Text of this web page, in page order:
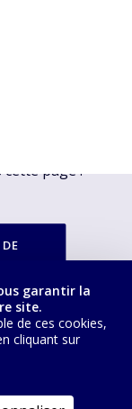
les
page :
garantir la
site.
de ces cookies,
cliquant sur